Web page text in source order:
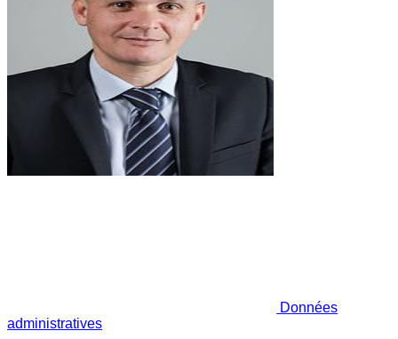
Données
administratives